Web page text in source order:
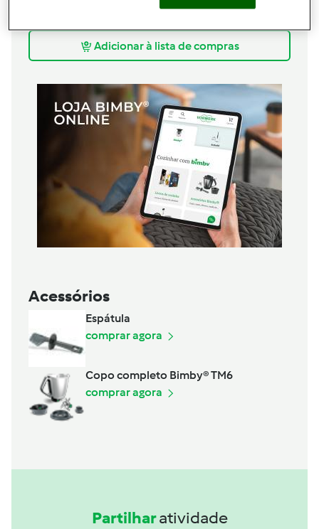
Adicionar à lista de compras
Acessórios
Espátula
comprar agora
Copo completo Bimby® TM6
comprar agora
Partilharatividade